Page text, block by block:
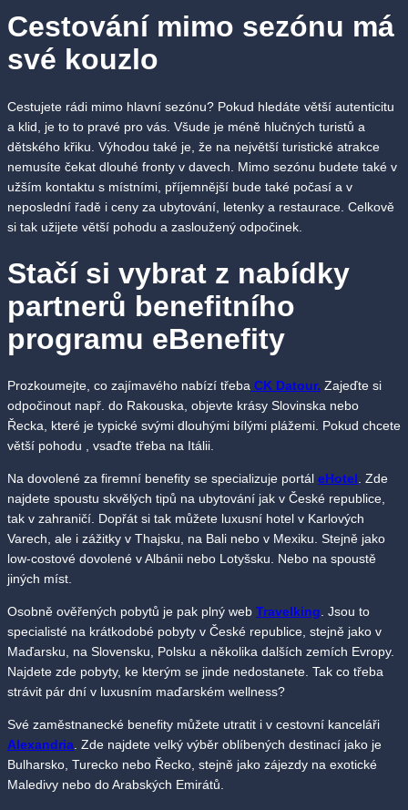
Cestování mimo sezónu má
své kouzlo
Cestujete rádi mimo hlavní sezónu? Pokud hledáte větší autenticitu
a klid, je to to pravé pro vás. Všude je méně hlučných turistů a
dětského křiku. Výhodou také je, že na největší turistické atrakce
nemusíte čekat dlouhé fronty v davech. Mimo sezónu budete také v
užším kontaktu s místními, příjemnější bude také počasí a v
neposlední řadě i ceny za ubytování, letenky a restaurace. Celkově
si tak užijete větší pohodu a zasloužený odpočinek.
Stačí si vybrat z nabídky
partnerů benefitního
programu eBenefity
Prozkoumejte, co zajímavého nabízí třeba CK Datour. Zajeďte si
odpočinout např. do Rakouska, objevte krásy Slovinska nebo
Řecka, které je typické svými dlouhými bílými plážemi. Pokud chcete
větší pohodu , vsaďte třeba na Itálii.
Na dovolené za firemní benefity se specializuje portál eHotel. Zde
najdete spoustu skvělých tipů na ubytování jak v České republice,
tak v zahraničí. Dopřát si tak můžete luxusní hotel v Karlových
Varech, ale i zážitky v Thajsku, na Bali nebo v Mexiku. Stejně jako
low-costové dovolené v Albánii nebo Lotyšsku. Nebo na spoustě
jiných míst.
Osobně ověřených pobytů je pak plný web Travelking. Jsou to
specialisté na krátkodobé pobyty v České republice, stejně jako v
Maďarsku, na Slovensku, Polsku a několika dalších zemích Evropy.
Najdete zde pobyty, ke kterým se jinde nedostanete. Tak co třeba
strávit pár dní v luxusním maďarském wellness?
Své zaměstnanecké benefity můžete utratit i v cestovní kanceláři
Alexandria. Zde najdete velký výběr oblíbených destinací jako je
Bulharsko, Turecko nebo Řecko, stejně jako zájezdy na exotické
Maledivy nebo do Arabských Emirátů.